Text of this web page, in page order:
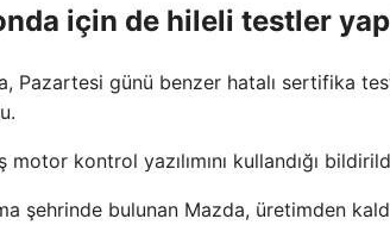
için de hileli testler
Pazartesi günü benzer hatalı sertifika
motor kontrol yazılımını kullandığı
şehrinde bulunan Mazda, üretimden